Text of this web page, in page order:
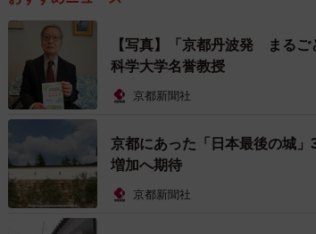
【写真】「京都丹波発 まるご
科学大学名誉教授
京都新聞社
京都にあった「日本最後の城
増加へ期待
京都新聞社